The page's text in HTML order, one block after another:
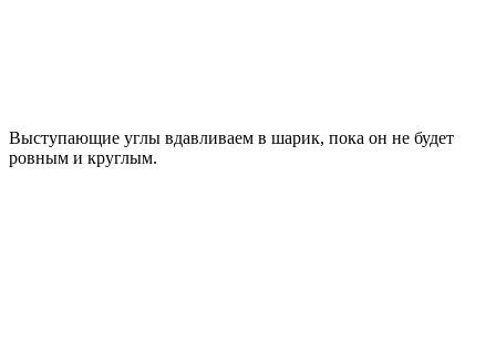
Выступающие углы вдавливаем в шарик, пока он не будет
ровным и круглым.